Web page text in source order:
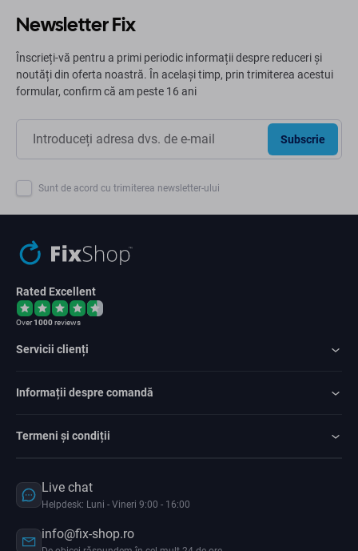
Newsletter Fix
Înscrieți-vă pentru a primi periodic informații despre reduceri și
noutăți din oferta noastră. În același timp, prin trimiterea acestui
formular, confirm că am peste 16 ani
Subscrie
Sunt de acord cu trimiterea newsletter-ului
Rated Excellent
Over1000reviews
Servicii clienți
Informații despre comandă
Termeni și condiții
Live chat
Helpdesk: Luni - Vineri 9:00 - 16:00
info@fix-shop.ro